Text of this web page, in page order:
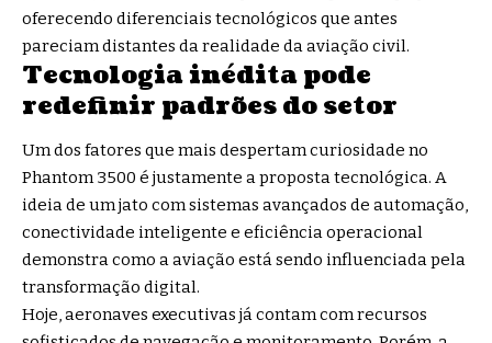
oferecendo diferenciais tecnológicos que antes
pareciam distantes da realidade da aviação civil.
Tecnologia inédita pode
redefinir padrões do setor
Um dos fatores que mais despertam curiosidade no
Phantom 3500 é justamente a proposta tecnológica. A
ideia de um jato com sistemas avançados de automação,
conectividade inteligente e eficiência operacional
demonstra como a aviação está sendo influenciada pela
transformação digital.
Hoje, aeronaves executivas já contam com recursos